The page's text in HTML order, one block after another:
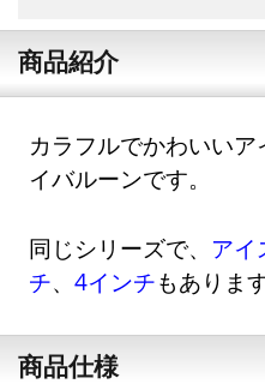
商品紹介
カラフルでかわいい
イバルーンです。
同じシリーズで、 アイ
チ、4インチもあります
商品仕様